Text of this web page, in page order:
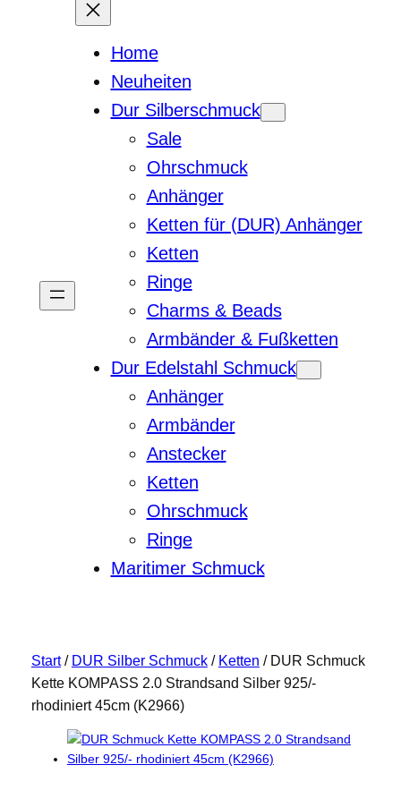
Home
Neuheiten
Dur Silberschmuck
Sale
Ohrschmuck
Anhänger
Ketten für (DUR) Anhänger
Ketten
Ringe
Charms & Beads
Armbänder & Fußketten
Dur Edelstahl Schmuck
Anhänger
Armbänder
Anstecker
Ketten
Ohrschmuck
Ringe
Maritimer Schmuck
Start/ DUR Silber Schmuck/ Ketten / DUR Schmuck
Kette KOMPASS 2.0 Strandsand Silber 925/-
rhodiniert 45cm (K2966)